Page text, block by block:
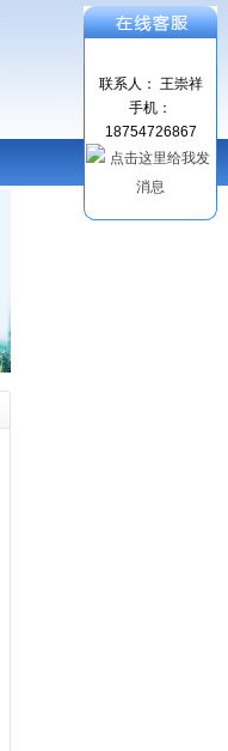
联系人： 王崇祥
手机：
18754726867